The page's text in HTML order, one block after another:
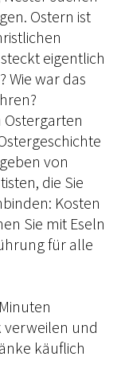
Ostern ist
eigentlich
Wie war das
von
die Sie
Kosten
Sie mit Eseln
für alle
verweilen und
käuflich